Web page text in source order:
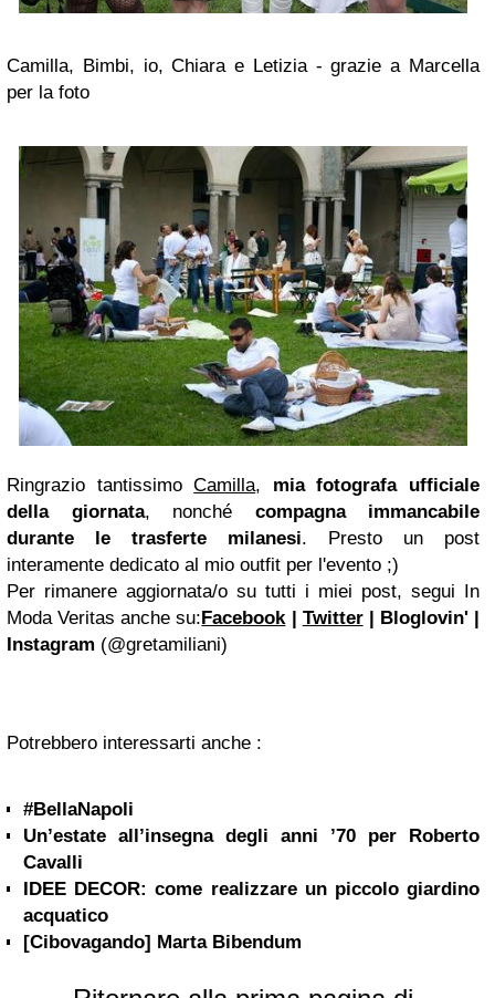
Camilla, Bimbi, io, Chiara e Letizia - grazie a Marcella
per la foto
Ringrazio tantissimoCamilla, mia fotografa ufficiale
della giornata, nonché compagna immancabile
durante le trasferte milanesi. Presto un post
interamente dedicato al mio outfit per l'evento ;)
Per rimanere aggiornata/o su tutti i miei post, segui In
Moda Veritas anche su:Facebook| Twitter| Bloglovin' |
Instagram (@gretamiliani)
Potrebbero interessarti anche :
#BellaNapoli
Un’estate all’insegna degli anni ’70 per Roberto
Cavalli
IDEE DECOR: come realizzare un piccolo giardino
acquatico
[Cibovagando] Marta Bibendum